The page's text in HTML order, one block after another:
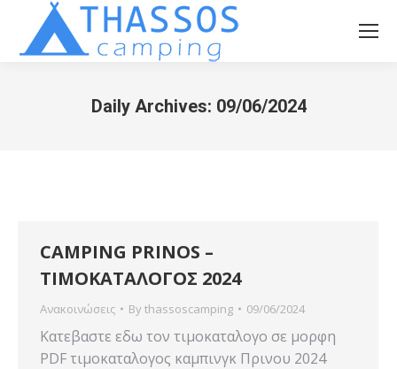
Daily Archives: 09/06/2024
CAMPING PRINOS –
ΤΙΜΟΚΑΤΑΛΟΓΟΣ 2024
Ανακοινώσεις By thassoscamping 09/06/2024
Κατεβαστε εδω τον τιμοκαταλογο σε μορφη
PDF τιμοκαταλογος καμπινγκ Πρινου 2024